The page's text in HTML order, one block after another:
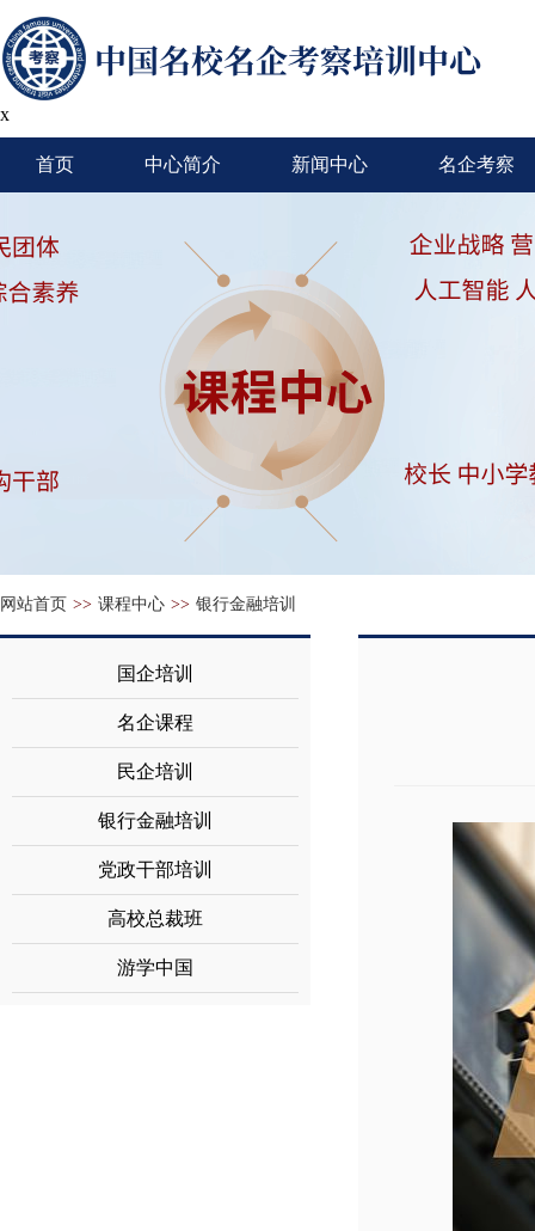
x
首页 中心简介 新闻中心 名企考察
网站首页 >> 课程中心 >> 银行金融培训
国企培训
名企课程
民企培训
银行金融培训
党政干部培训
高校总裁班
游学中国